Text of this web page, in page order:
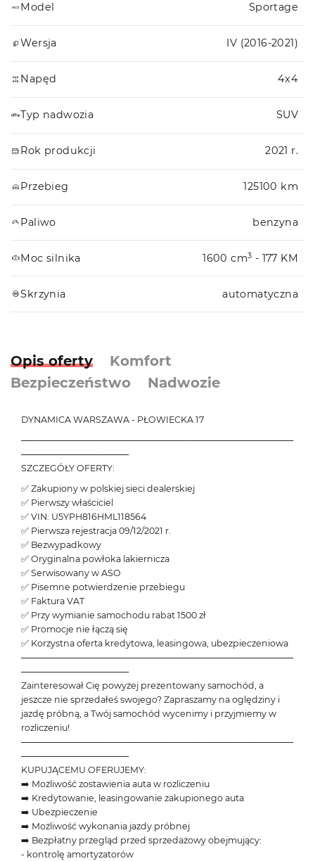
Model Sportage
Wersja IV (2016-2021)
Napęd 4x4
Typ nadwozia SUV
Rok produkcji 2021 r.
Przebieg 125100 km
Paliwo benzyna
Moc silnika 1600 cm3 - 177 KM
Skrzynia automatyczna
Opis oferty
Komfort
Bezpieczeństwo
Nadwozie
DYNAMICA WARSZAWA - PŁOWIECKA 17
───────────────────────────────────────────
─────────────────
SZCZEGÓŁY OFERTY:
✅ Zakupiony w polskiej sieci dealerskiej
✅ Pierwszy właściciel
✅ VIN: U5YPH816HML118564
✅ Pierwsza rejestracja 09/12/2021 r.
✅ Bezwypadkowy
✅ Oryginalna powłoka lakiernicza
✅ Serwisowany w ASO
✅ Pisemne potwierdzenie przebiegu
✅ Faktura VAT
✅ Przy wymianie samochodu rabat 1500 zł
✅ Promocje nie łączą się
✅ Korzystna oferta kredytowa, leasingowa, ubezpieczeniowa
───────────────────────────────────────────
─────────────────
Zainteresował Cię powyżej prezentowany samochód, a
jeszcze nie sprzedałeś swojego? Zapraszamy na oględziny i
jazdę próbną, a Twój samochód wycenimy i przyjmiemy w
rozliczeniu!
───────────────────────────────────────────
─────────────────
KUPUJĄCEMU OFERUJEMY:
➡️ Możliwość zostawienia auta w rozliczeniu
➡️ Kredytowanie, leasingowanie zakupionego auta
➡️ Ubezpieczenie
➡️ Możliwość wykonania jazdy próbnej
➡️ Bezpłatny przegląd przed sprzedażowy obejmujący:
- kontrolę amortyzatorów